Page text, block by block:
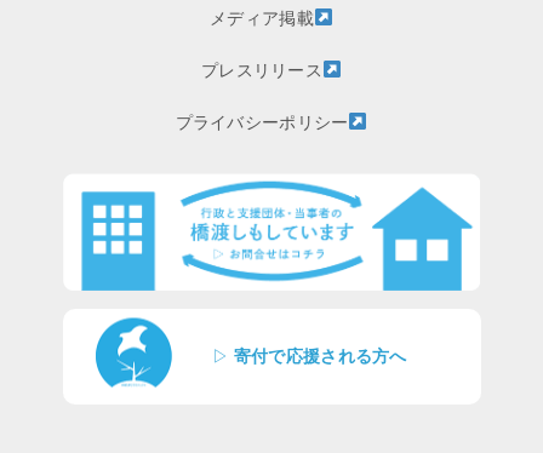
メディア掲載
プレスリリース
プライバシーポリシー
▷ 寄付で応援される方へ